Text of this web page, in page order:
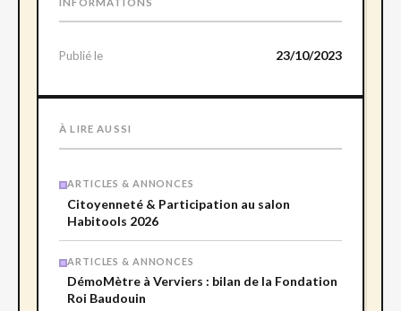
Publié le 23/10/2023
À LIRE AUSSI
ARTICLES & ANNONCES
Citoyenneté & Participation au salon
Habitools 2026
ARTICLES & ANNONCES
DémoMètre à Verviers : bilan de la Fondation
Roi Baudouin